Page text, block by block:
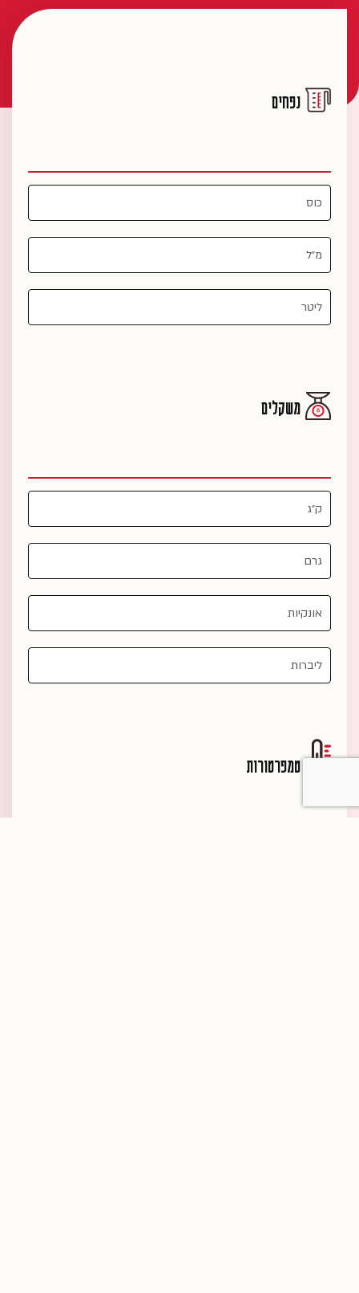
נפחים
משקלים
טמפרטורות